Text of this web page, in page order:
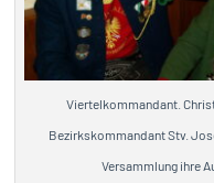
Viertelkommandant.
Bezirkskommandant Stv.
Versammlung ihre